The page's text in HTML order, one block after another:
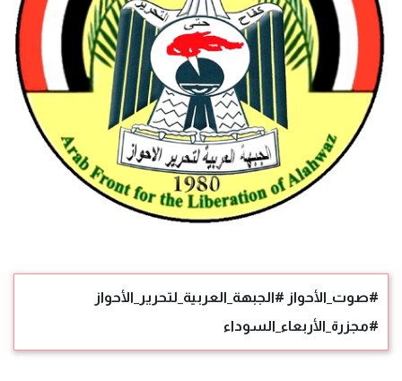
#صوت_الأحواز #الجبهة_العربية_لتحرير_الأحواز
#مجزرة_الأربعاء_السوداء